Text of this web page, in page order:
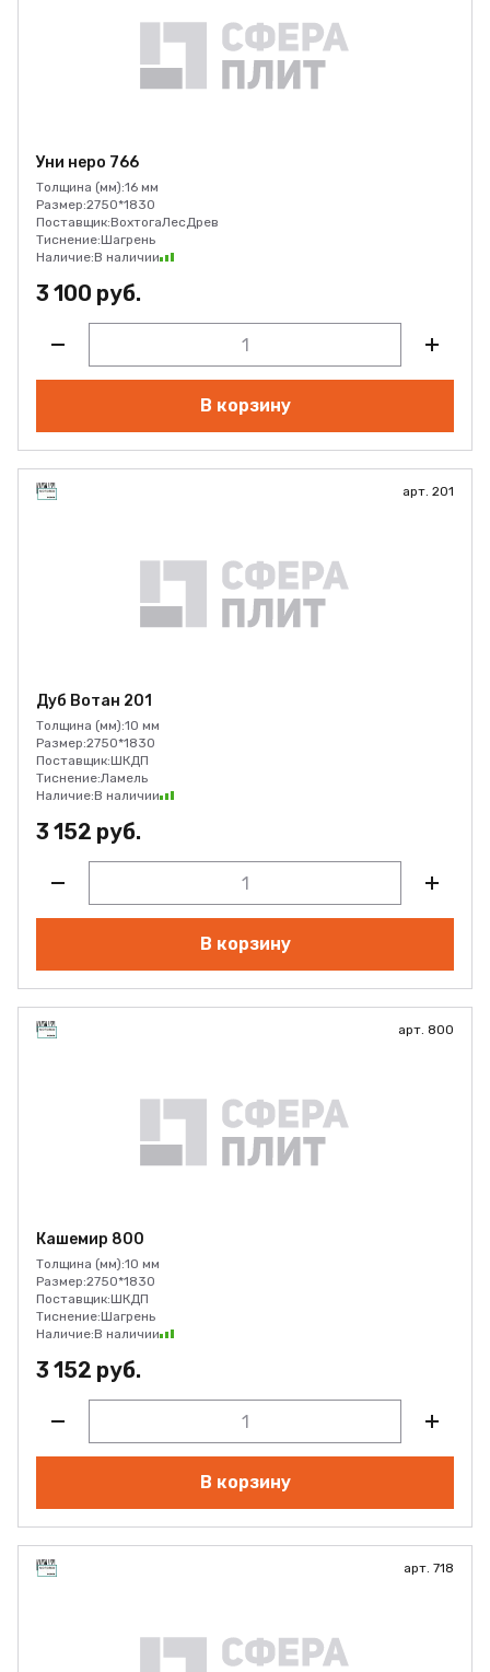
Уни неро 766
Толщина (мм):16 мм
Размер:2750*1830
Поставщик:ВохтогаЛесДрев
Тиснение:Шагрень
Наличие:В наличии
3 100 руб.
В корзину
арт. 201
Дуб Вотан 201
Толщина (мм):10 мм
Размер:2750*1830
Поставщик:ШКДП
Тиснение:Ламель
Наличие:В наличии
3 152 руб.
В корзину
арт. 800
Кашемир 800
Толщина (мм):10 мм
Размер:2750*1830
Поставщик:ШКДП
Тиснение:Шагрень
Наличие:В наличии
3 152 руб.
В корзину
арт. 718